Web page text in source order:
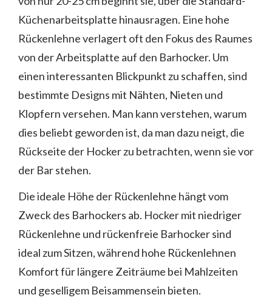
Küchenarbeitsplatte hinausragen. Eine hohe
Rückenlehne verlagert oft den Fokus des Raumes
von der Arbeitsplatte auf den Barhocker. Um
einen interessanten Blickpunkt zu schaffen, sind
bestimmte Designs mit Nähten, Nieten und
Klopfern versehen. Man kann verstehen, warum
dies beliebt geworden ist, da man dazu neigt, die
Rückseite der Hocker zu betrachten, wenn sie vor
der Bar stehen.
Die ideale Höhe der Rückenlehne hängt vom
Zweck des Barhockers ab. Hocker mit niedriger
Rückenlehne und rückenfreie Barhocker sind
ideal zum Sitzen, während hohe Rückenlehnen
Komfort für längere Zeiträume bei Mahlzeiten
und geselligem Beisammensein bieten.